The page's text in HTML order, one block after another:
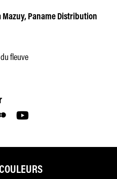
Paname Distribution
fleuve